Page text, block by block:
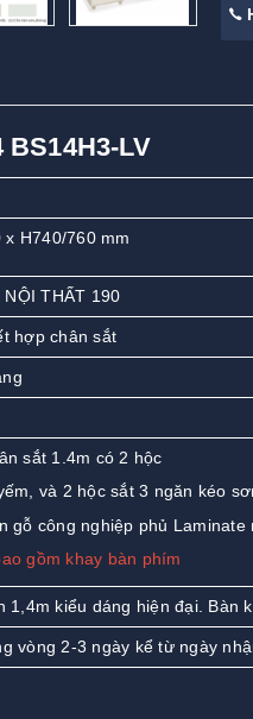
BS14H3-LV
x H740/760 mm
THẤT 190
hợp chân sắt
sắt 1.4m có 2 hộc
và 2 hộc sắt 3 ngăn kéo
gỗ công nghiệp phủ Laminate
gồm khay bàn phím
1,4m kiểu dáng hiện đại. Bàn
vòng 2-3 ngày kể từ ngày